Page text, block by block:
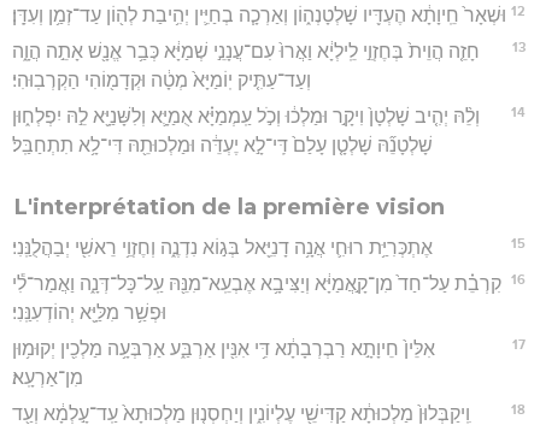
12 וּשְׁאָר֙ חֵֽיוָתָ֔א הֶעְדִּ֖יו שָׁלְטָנְה֑וֹן וְאַרְכָ֧ה בְחַיִּ֛ין יְהִ֥יבַת לְה֖וֹן עַד־זְמַ֥ן וְעִדָּֽן׃
13
חָזֵ֤ה הֲוֵית֙ בְּחֶזְוֵ֣י לֵֽילְיָ֔א וַאֲרוּ֙ עִם־עֲנָנֵ֣י שְׁמַיָּ֔א כְּבַ֥ר אֱנָ֖שׁ אָתֵ֣ה הֲוָ֑ה
וְעַד־עַתִּ֤יק יֽוֹמַיָּא֙ מְטָ֔ה וּקְדָמ֖וֹהִי הַקְרְבֽוּהִי׃
14
וְלֵ֨הּ יְהִ֤יב שָׁלְטָן֙ וִיקָ֣ר וּמַלְכ֔וּ וְכֹ֣ל עַֽמְמַיָּ֗א אֻמַיָּ֛א וְלִשָּׁנַיָּ֖א לֵ֣הּ יִפְלְח֑וּן
שָׁלְטָנֵ֞הּ שָׁלְטָ֤ן עָלַם֙ דִּֽי־לָ֣א יֶעְדֵּ֔ה וּמַלְכוּתֵ֖הּ דִּי־לָ֥א תִתְחַבַּֽל׃
L'interprétation de la première vision
15 אֶתְכְּרִיַּ֥ת רוּחִ֛י אֲנָ֥ה דָנִיֵּ֖אל בְּג֣וֹא נִדְנֶ֑ה וְחֶזְוֵ֥י רֵאשִׁ֖י יְבַהֲלֻנַּֽנִי׃
16
קִרְבֵ֗ת עַל־חַד֙ מִן־קָ֣אֲמַיָּ֔א וְיַצִּיבָ֥א אֶבְעֵֽא־מִנֵּ֖הּ עַֽל־כָּל־דְּנָ֑ה וַאֲמַר־לִ֕י
וּפְשַׁ֥ר מִלַּיָּ֖א יְהוֹדְעִנַּֽנִי׃
17
אִלֵּין֙ חֵיוָתָ֣א רַבְרְבָתָ֔א דִּ֥י אִנִּ֖ין אַרְבַּ֑ע אַרְבְּעָ֥ה מַלְכִ֖ין יְקוּמ֥וּן
מִן־אַרְעָֽא׃
18
וִֽיקַבְּלוּן֙ מַלְכוּתָ֔א קַדִּישֵׁ֖י עֶלְיוֹנִ֑ין וְיַחְסְנ֤וּן מַלְכוּתָא֙ עַֽד־עָ֣לְמָ֔א וְעַ֖ד